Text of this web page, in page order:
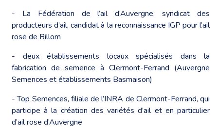
- La Fédération de l’ail d’Auvergne, syndicat des
producteurs d’ail, candidat à la reconnaissance IGP pour l’ail
rose de Billom
- deux établissements locaux spécialisés dans la
fabrication de semence à Clermont-Ferrand (Auvergne
Semences et établissements Basmaison)
- Top Semences, filiale de l’INRA de Clermont-Ferrand, qui
participe à la création des variétés d’ail et en particulier
d’ail rose d’Auvergne